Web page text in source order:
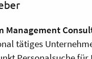
Management
tätiges